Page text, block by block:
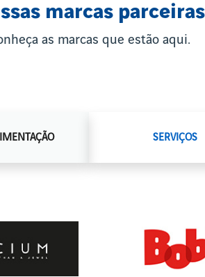
marcas parceiras
as marcas que estão aqui.
SERVIÇOS